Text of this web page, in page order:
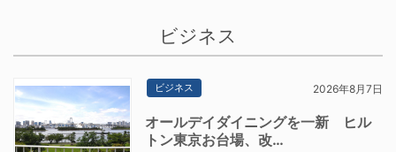
ビジネス
ビジネス 2026年8月7日
オールデイダイニングを一新 ヒル
トン東京お台場、改…